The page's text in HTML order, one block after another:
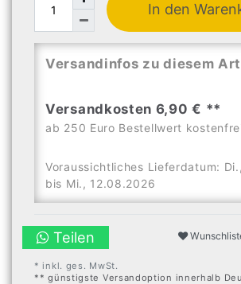
In den
Versandinfos zu diesem
Versandkosten 6,90 € **
ab 250 Euro Bestellwert
Voraussichtliches Lieferdatum:
bis Mi., 12.08.2026
Teilen
* inkl. ges. MwSt.
** günstigste Versandoption innerhalb